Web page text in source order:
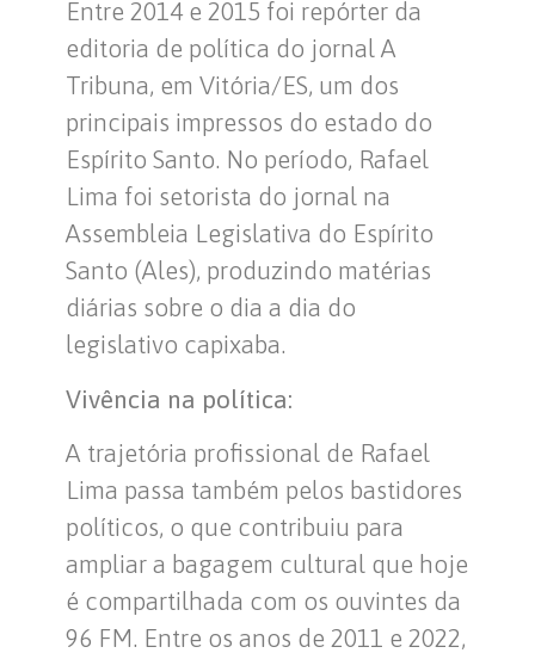
Entre 2014 e 2015 foi repórter da
editoria de política do jornal A
Tribuna, em Vitória/ES, um dos
principais impressos do estado do
Espírito Santo. No período, Rafael
Lima foi setorista do jornal na
Assembleia Legislativa do Espírito
Santo (Ales), produzindo matérias
diárias sobre o dia a dia do
legislativo capixaba.
Vivência na política:
A trajetória profissional de Rafael
Lima passa também pelos bastidores
políticos, o que contribuiu para
ampliar a bagagem cultural que hoje
é compartilhada com os ouvintes da
96 FM. Entre os anos de 2011 e 2022,